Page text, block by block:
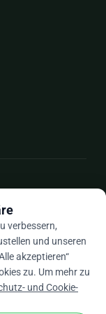
verbessern,
und unseren
akzeptieren“
zu. Um mehr zu
und Cookie-